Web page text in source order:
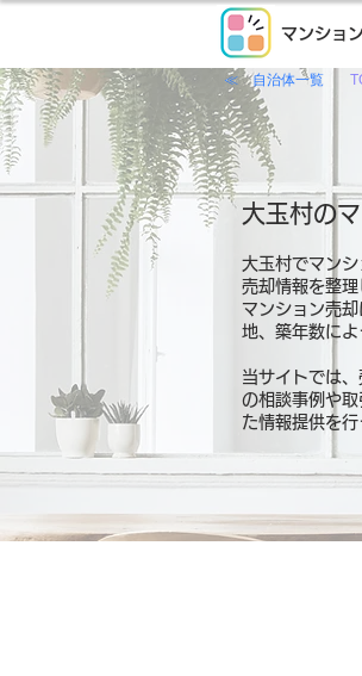
マンショ
≪ 自治体一覧
大玉村の
大玉村でマン
売却情報を整理
マンション売
地、築年数によ
当サイトでは
の相談事例や
た情報提供を行